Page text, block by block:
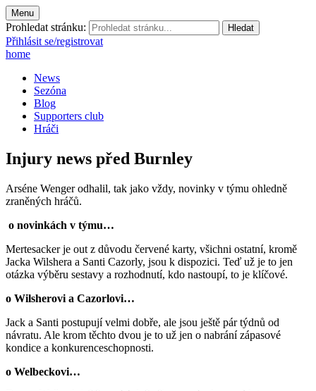
Menu
Prohledat stránku:
Přihlásit se/registrovat
home
News
Sezóna
Blog
Supporters club
Hráči
Injury news před Burnley
Arséne Wenger odhalil, tak jako vždy, novinky v týmu ohledně
zraněných hráčů.
o novinkách v týmu…
Mertesacker je out z důvodu červené karty, všichni ostatní, kromě
Jacka Wilshera a Santi Cazorly, jsou k dispozici. Teď už je to jen
otázka výběru sestavy a rozhodnutí, kdo nastoupí, to je klíčové.
o Wilsherovi a Cazorlovi…
Jack a Santi postupují velmi dobře, ale jsou ještě pár týdnů od
návratu. Ale krom těchto dvou je to už jen o nabrání zápasové
kondice a konkurenceschopnosti.
o Welbeckovi…